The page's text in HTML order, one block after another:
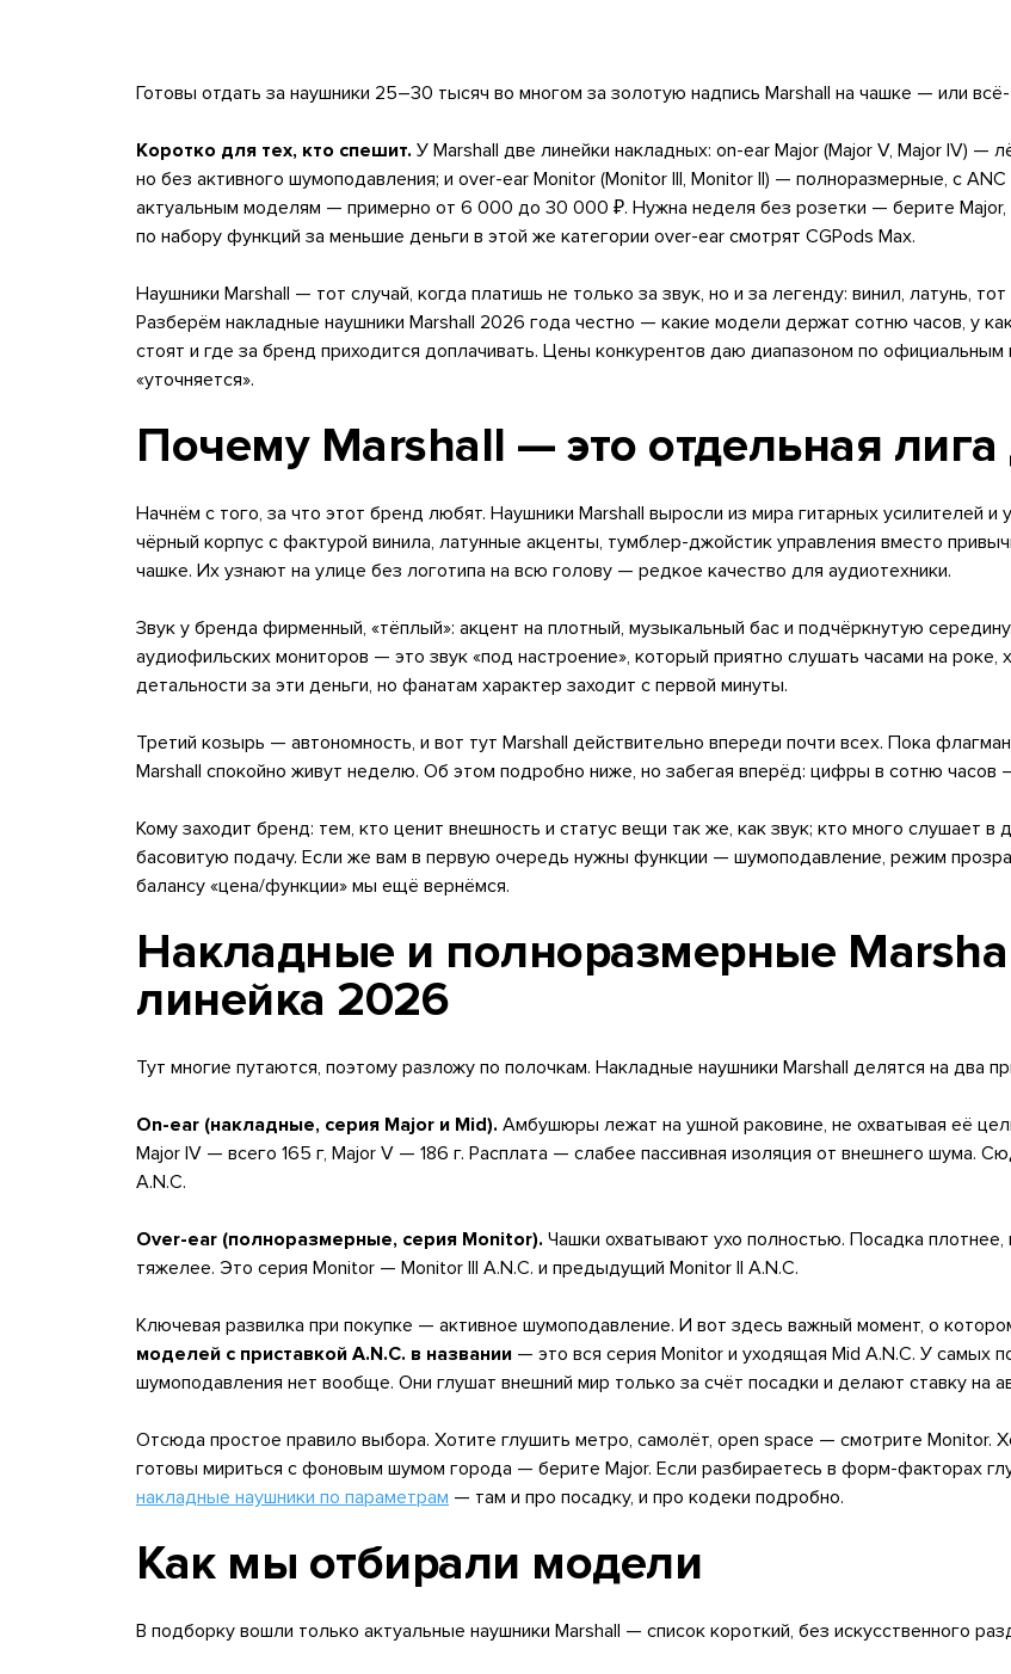
Готовы отдать за наушники 25–30 тысяч во многом за золотую надпись Marshall на чашке — или
Коротко для тех, кто спешит. У Marshall две линейки накладных: on-ear Major (Major V, Major IV) —
но без активного шумоподавления; и over-ear Monitor (Monitor III, Monitor II) — полноразмерные, с
актуальным моделям — примерно от 6 000 до 30 000 ₽. Нужна неделя без розетки — берите Major,
по набору функций за меньшие деньги в этой же категории over-ear смотрят CGPods Max.
Наушники Marshall — тот случай, когда платишь не только за звук, но и за легенду: винил, латунь,
Разберём накладные наушники Marshall 2026 года честно — какие модели держат сотню часов, у
стоят и где за бренд приходится доплачивать. Цены конкурентов даю диапазоном по
«уточняется».
Почему Marshall — это отдельная лига
Начнём с того, за что этот бренд любят. Наушники Marshall выросли из мира гитарных усилителей
чёрный корпус с фактурой винила, латунные акценты, тумблер-джойстик управления вместо
чашке. Их узнают на улице без логотипа на всю голову — редкое качество для аудиотехники.
Звук у бренда фирменный, «тёплый»: акцент на плотный, музыкальный бас и подчёркнутую
аудиофильских мониторов — это звук «под настроение», который приятно слушать часами на роке,
детальности за эти деньги, но фанатам характер заходит с первой минуты.
Третий козырь — автономность, и вот тут Marshall действительно впереди почти всех. Пока
Marshall спокойно живут неделю. Об этом подробно ниже, но забегая вперёд: цифры в сотню часов
Кому заходит бренд: тем, кто ценит внешность и статус вещи так же, как звук; кто много слушает
басовитую подачу. Если же вам в первую очередь нужны функции — шумоподавление, режим
балансу «цена/функции» мы ещё вернёмся.
Накладные и полноразмерные
линейка 2026
Тут многие путаются, поэтому разложу по полочкам. Накладные наушники Marshall делятся на два
On-ear (накладные, серия Major и Mid). Амбушюры лежат на ушной раковине, не охватывая её
Major IV — всего 165 г, Major V — 186 г. Расплата — слабее пассивная изоляция от внешнего шума.
A.N.C.
Over-ear (полноразмерные, серия Monitor). Чашки охватывают ухо полностью. Посадка
тяжелее. Это серия Monitor — Monitor III A.N.C. и предыдущий Monitor II A.N.C.
Ключевая развилка при покупке — активное шумоподавление. И вот здесь важный момент, о
моделей с приставкой A.N.C. в названии — это вся серия Monitor и уходящая Mid A.N.C. У самых
шумоподавления нет вообще. Они глушат внешний мир только за счёт посадки и делают ставку на
Отсюда простое правило выбора. Хотите глушить метро, самолёт, open space — смотрите Monitor.
готовы мириться с фоновым шумом города — берите Major. Если разбираетесь в форм-факторах
накладные наушники по параметрам — там и про посадку, и про кодеки подробно.
Как мы отбирали модели
В подборку вошли только актуальные наушники Marshall — список короткий, без искусственного